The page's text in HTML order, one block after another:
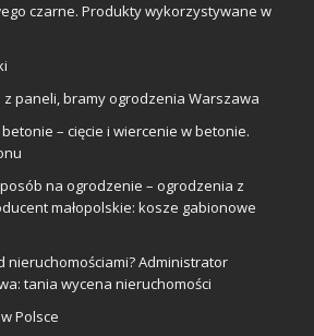
czarne. Produkty wykorzystywane w
paneli, bramy ogrodzenia Warszawa
– cięcie i wiercenie w betonie.
na ogrodzenie – ogrodzenia z
małopolskie: kosze gabionowe
nieruchomościami? Administrator
tania wycena nieruchomości
Polsce